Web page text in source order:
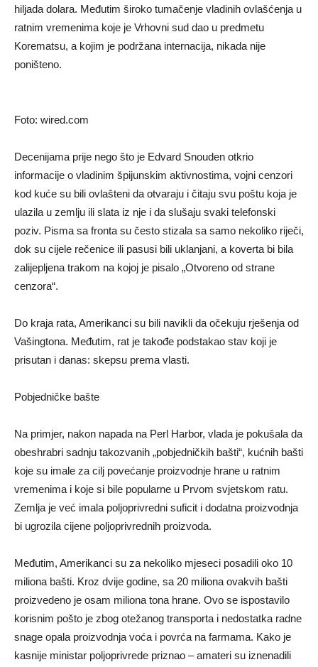
hiljada dolara. Međutim široko tumačenje vladinih ovlašćenja u
ratnim vremenima koje je Vrhovni sud dao u predmetu
Korematsu, a kojim je podržana internacija, nikada nije
poništeno.
Foto: wired.com
Decenijama prije nego što je Edvard Snouden otkrio
informacije o vladinim špijunskim aktivnostima, vojni cenzori
kod kuće su bili ovlašteni da otvaraju i čitaju svu poštu koja je
ulazila u zemlju ili slata iz nje i da slušaju svaki telefonski
poziv. Pisma sa fronta su često stizala sa samo nekoliko riječi,
dok su cijele rečenice ili pasusi bili uklanjani, a koverta bi bila
zalijepljena trakom na kojoj je pisalo „Otvoreno od strane
cenzora“.
Do kraja rata, Amerikanci su bili navikli da očekuju rješenja od
Vašingtona. Međutim, rat je takođe podstakao stav koji je
prisutan i danas: skepsu prema vlasti.
Pobjedničke bašte
Na primjer, nakon napada na Perl Harbor, vlada je pokušala da
obeshrabri sadnju takozvanih „pobjedničkih bašti“, kućnih bašti
koje su imale za cilj povećanje proizvodnje hrane u ratnim
vremenima i koje si bile popularne u Prvom svjetskom ratu.
Zemlja je već imala poljoprivredni suficit i dodatna proizvodnja
bi ugrozila cijene poljoprivrednih proizvoda.
Međutim, Amerikanci su za nekoliko mjeseci posadili oko 10
miliona bašti. Kroz dvije godine, sa 20 miliona ovakvih bašti
proizvedeno je osam miliona tona hrane. Ovo se ispostavilo
korisnim pošto je zbog otežanog transporta i nedostatka radne
snage opala proizvodnja voća i povrća na farmama. Kako je
kasnije ministar poljoprivrede priznao – amateri su iznenadili